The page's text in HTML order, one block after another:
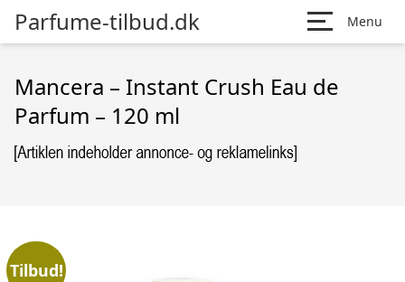
Parfume-tilbud.dk Menu
Mancera – Instant Crush Eau de
Parfum – 120 ml
Tilbud!